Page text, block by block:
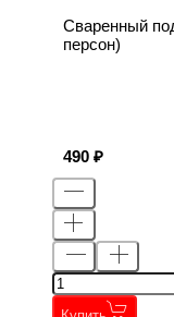
Сваренный
персон)
490